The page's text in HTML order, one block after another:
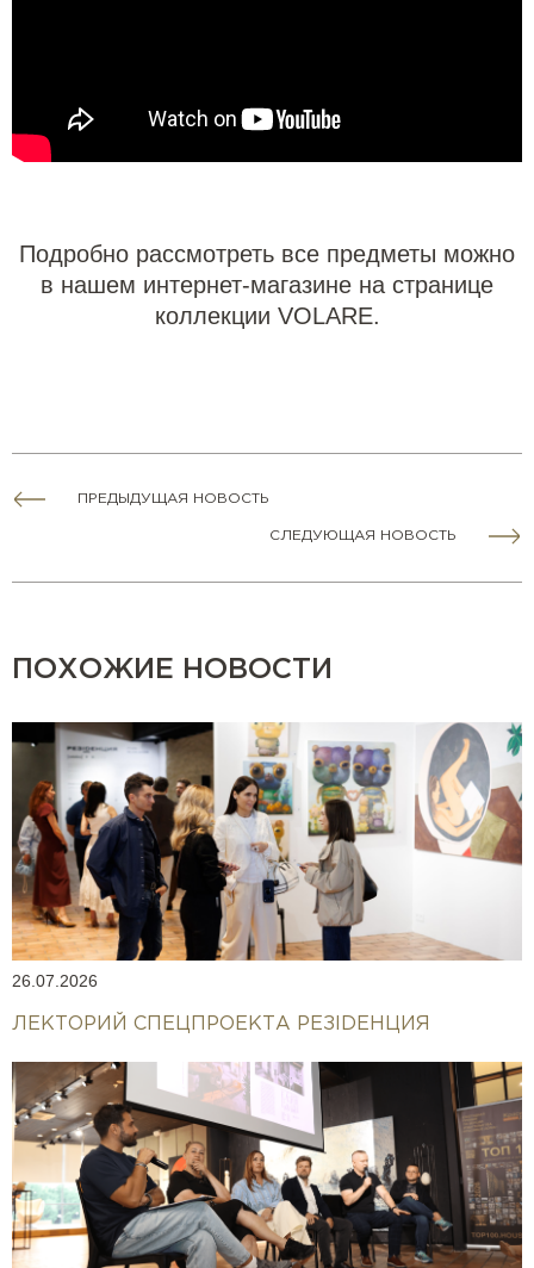
Подробно рассмотреть все предметы можно
в нашем интернет-магазине на странице
коллекции VOLARE.
ПРЕДЫДУЩАЯ НОВОСТЬ
СЛЕДУЮЩАЯ НОВОСТЬ
ПОХОЖИЕ НОВОСТИ
26.07.2026
ЛЕКТОРИЙ СПЕЦПРОЕКТА РЕЗIDEНЦИЯ